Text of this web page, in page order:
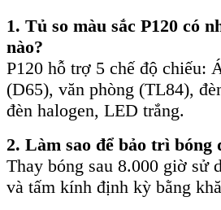
1. Tủ so màu sắc P120 có
nào?
P120 hỗ trợ 5 chế độ chiếu:
(D65), văn phòng (TL84),
đèn halogen, LED trắng.
2. Làm sao để bảo trì bóng
Thay bóng sau 8.000 giờ sử
và tấm kính định kỳ bằng